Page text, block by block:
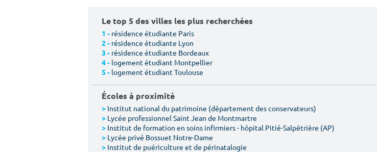
Le top 5 des villes les plus recherchées
1 - résidence étudiante Paris
2 - résidence étudiante Lyon
3 - résidence étudiante Bordeaux
4 - logement étudiant Montpellier
5 - logement étudiant Toulouse
Écoles à proximité
> Institut national du patrimoine (département des conservateurs)
> Lycée professionnel Saint Jean de Montmartre
> Institut de formation en soins infirmiers - hôpital Pitié-Salpêtrière (AP)
> Lycée privé Bossuet Notre-Dame
> Institut de puériculture et de périnatalogie